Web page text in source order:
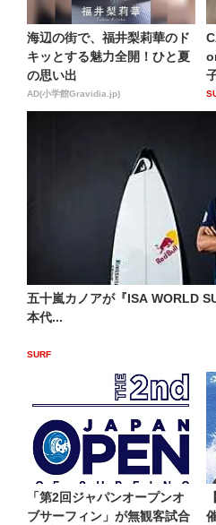
海辺の街で、福井梨莉華のド
キッとする魅力全開！ひと夏
の思い出
AD(小学館Gravidia.jp)
五十嵐カノアが『ISA WORLD
本代...
SURF
「第2回ジャパンオープンオ
ブサーフィン」が無観客試合